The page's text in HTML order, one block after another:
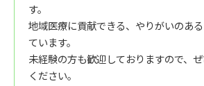
す。
地域医療に貢献できる、やりがいのあ
ています。
未経験の方も歓迎しておりますので、
ください。